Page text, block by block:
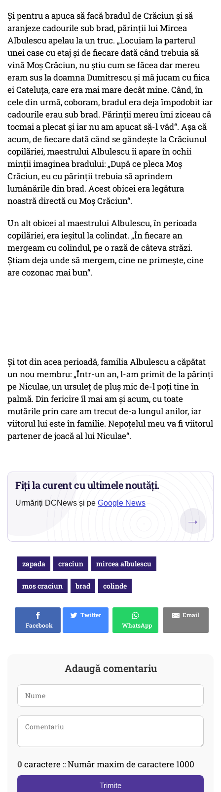
Şi pentru a apuca să facă bradul de Crăciun şi să
aranjeze cadourile sub brad, părinţii lui Mircea
Albulescu apelau la un truc. „Locuiam la parterul
unei case cu etaj şi de fiecare dată când trebuia să
vină Moş Crăciun, nu ştiu cum se făcea dar mereu
eram sus la doamna Dumitrescu şi mă jucam cu fiica
ei Cateluţa, care era mai mare decât mine. Când, în
cele din urmă, coboram, bradul era deja împodobit iar
cadourile erau sub brad. Părinţii mereu îmi ziceau că
tocmai a plecat şi iar nu am apucat să-l văd“. Aşa că
acum, de fiecare dată când se gândeşte la Crăciunul
copilăriei, maestrului Albulescu îi apare în ochii
minţii imaginea bradului: „După ce pleca Moş
Crăciun, eu cu părinţii trebuia să aprindem
lumânările din brad. Acest obicei era legătura
noastră directă cu Moş Crăciun“.
Un alt obicei al maestrului Albulescu, în perioada
copilăriei, era ieşitul la colindat. „În fiecare an
mergeam cu colindul, pe o rază de câteva străzi.
Ştiam deja unde să mergem, cine ne primeşte, cine
are cozonac mai bun“.
Şi tot din acea perioadă, familia Albulescu a căpătat
un nou membru: „Într-un an, l-am primit de la părinţi
pe Niculae, un ursuleţ de pluş mic de-l poţi tine în
palmă. Din fericire îl mai am şi acum, cu toate
mutările prin care am trecut de-a lungul anilor, iar
viitorul lui este în familie. Nepoţelul meu va fi viitorul
partener de joacă al lui Niculae“.
Fiți la curent cu ultimele noutăți.
Urmăriți DCNews și pe Google News
→
zapada craciun mircea albulescu
mos craciun brad colinde
Facebook
Twitter
WhatsApp
Email
Adaugă comentariu
0 caractere :: Număr maxim de caractere 1000
Trimite